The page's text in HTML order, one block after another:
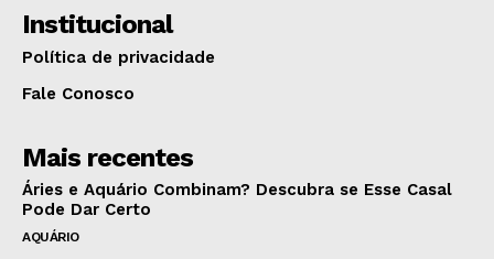
Institucional
Política de privacidade
Fale Conosco
Mais recentes
Áries e Aquário Combinam? Descubra se Esse Casal
Pode Dar Certo
AQUÁRIO